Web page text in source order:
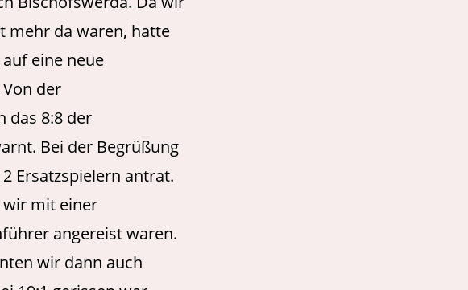
mehr da waren, hatte
eine neue
der
das 8:8 der
Bei der Begrüßung
Ersatzspielern antrat.
wir mit einer
angereist waren.
wir dann auch